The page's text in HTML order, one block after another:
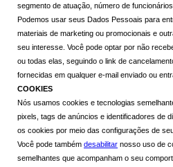
segmento de atuação, número de
Podemos usar seus Dados Pessoais para
materiais de marketing ou promocionais e
seu interesse. Você pode optar por não
ou todas elas, seguindo o link de
fornecidas em qualquer e-mail enviado ou
COOKIES
Nós usamos cookies e tecnologias
pixels, tags de anúncios e identificadores de
os cookies por meio das configurações de
Você pode também desabilitar nosso uso de
semelhantes que acompanham o seu